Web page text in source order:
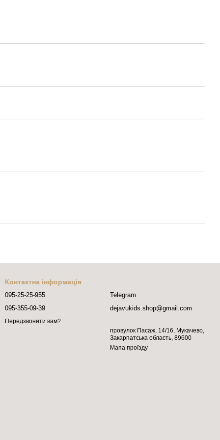
Контактна інформація
095-25-25-955
095-355-09-39
Передзвонити вам?
Telegram
dejavukids.shop@gmail.com
провулок Пасаж, 14/16, Мукачево,
Закарпатська область, 89600
Мапа проїзду